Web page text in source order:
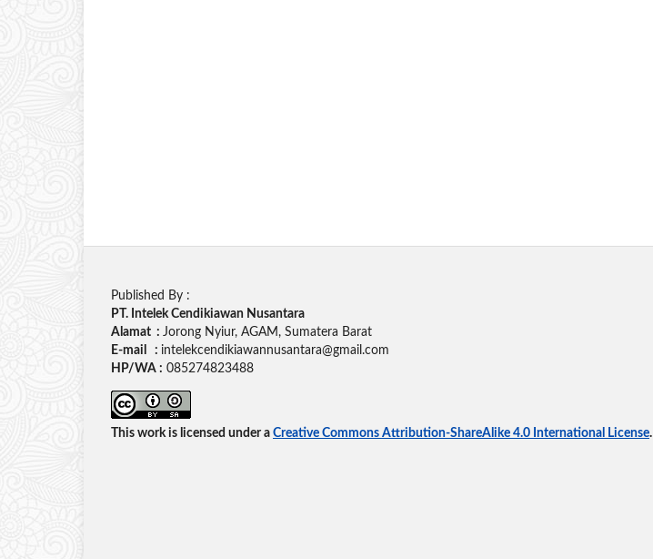
Published By :
PT. Intelek Cendikiawan Nusantara
Alamat : Jorong Nyiur, AGAM, Sumatera Barat
E-mail : intelekcendikiawannusantara@gmail.com
HP/WA : 085274823488
This work is licensed under a Creative Commons Attribution-ShareAlike 4.0 International License.